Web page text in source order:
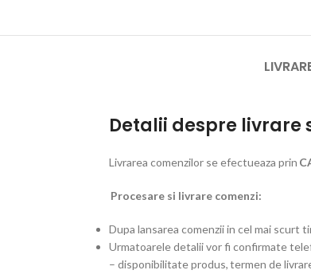
Detalii despre livrare
Livrarea comenzilor se efectueaza prin
Procesare si livrare comenzi:
Dupa lansarea comenzii in cel mai
Urmatoarele detalii vor fi confirmate
– disponibilitate produs, termen de